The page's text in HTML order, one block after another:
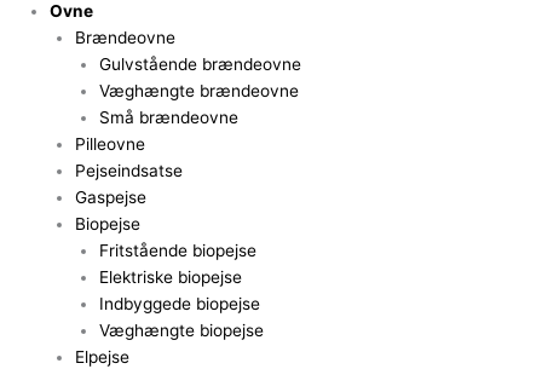
Ovne
Brændeovne
Gulvstående brændeovne
Væghængte brændeovne
Små brændeovne
Pilleovne
Pejseindsatse
Gaspejse
Biopejse
Fritstående biopejse
Elektriske biopejse
Indbyggede biopejse
Væghængte biopejse
Elpejse